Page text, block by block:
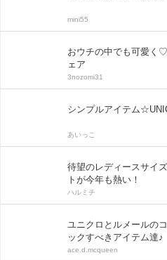
mini55
おウチの中でも可愛く
ェア
3nozomi31
シンプルアイテム
あいっこ
待望のレディースサイ
トが今年も熱い！
ハルミチ
ユニクロとルメールの
ックすべきアイテム達♪
ace.d.mcqueen